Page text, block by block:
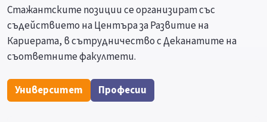
Стажантските позиции се организират със
съдействието на Центъра за Развитие на
Кариерата, в сътрудничество с Деканатите на
съответните факултети.
Университет Професии